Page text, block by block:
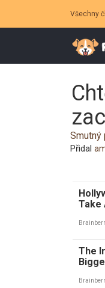
Všechny
Smutný
Přidal